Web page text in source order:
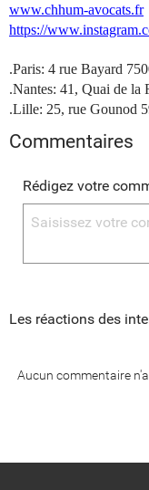
www.chhum-avocats.fr
https://
.Paris: 4 rue Bayard
.Nantes: 41, Quai de la
.Lille: 25, rue Gounod
Commentaires
Rédigez votre
Les réactions des
Aucun commentaire